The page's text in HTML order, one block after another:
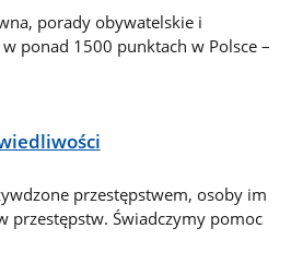
porady obywatelskie i
ponad 1500 punktach w Polsce –
przestępstwem, osoby im
przestępstw. Świadczymy pomoc